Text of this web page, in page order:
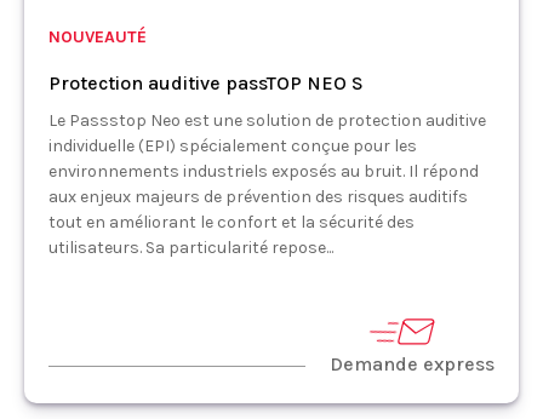
NOUVEAUTÉ
Protection auditive passTOP NEO S
Le Passstop Neo est une solution de protection auditive
individuelle (EPI) spécialement conçue pour les
environnements industriels exposés au bruit. Il répond
aux enjeux majeurs de prévention des risques auditifs
tout en améliorant le confort et la sécurité des
utilisateurs. Sa particularité repose...
Demande express